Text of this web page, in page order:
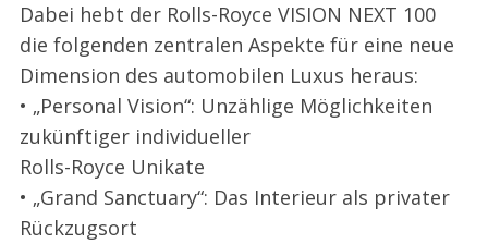
Dabei hebt der Rolls-Royce VISION NEXT 100
die folgenden zentralen Aspekte für eine neue
Dimension des automobilen Luxus heraus:
• „Personal Vision“: Unzählige Möglichkeiten
zukünftiger individueller
Rolls-Royce Unikate
• „Grand Sanctuary“: Das Interieur als privater
Rückzugsort